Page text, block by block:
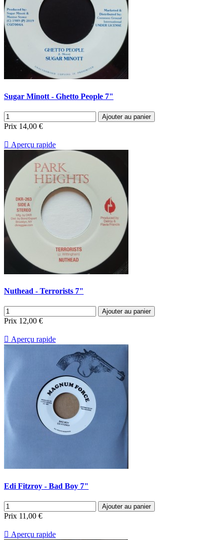
Sugar Minott - Ghetto People 7"
Ajouter au panier
Prix 14,00 €
 Aperçu rapide
Nuthead - Terrorists 7"
Ajouter au panier
Prix 12,00 €
 Aperçu rapide
Edi Fitzroy - Bad Boy 7"
Ajouter au panier
Prix 11,00 €
 Aperçu rapide